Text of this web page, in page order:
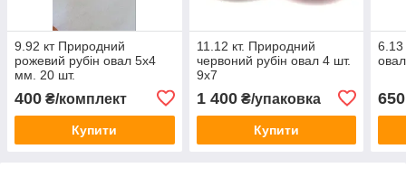
9.92 кт Природний
рожевий рубін овал 5х4
мм. 20 шт.
400 ₴/комплект
Купити
11.12 кт. Природний
червоний рубін овал 4 шт.
9х7
1 400₴/упаковка
Купити
6.13
650